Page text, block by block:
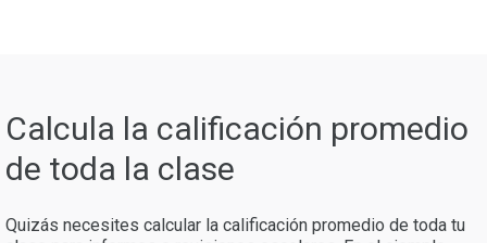
Calcula la calificación promedio
de toda la clase
Quizás necesites calcular la calificación promedio de toda tu